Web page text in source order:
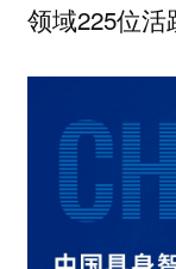
领域225位活